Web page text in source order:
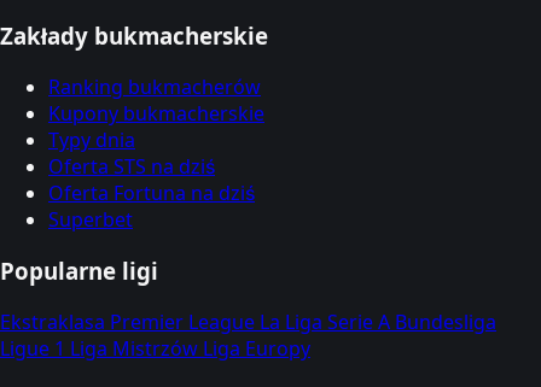
Zakłady bukmacherskie
Ranking bukmacherów
Kupony bukmacherskie
Typy dnia
Oferta STS na dziś
Oferta Fortuna na dziś
Superbet
Popularne ligi
Ekstraklasa Premier League La Liga Serie A Bundesliga
Ligue 1 Liga Mistrzów Liga Europy